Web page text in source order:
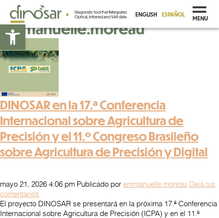
Abrir barra de herramientas
ENGLISH ESPAÑOL
MENU
Archivos de autor de
emmanuelle.moreau
DINOSAR en la 17.ª Conferencia
Internacional sobre Agricultura de
Precisión y el 11.º Congreso Brasileño
sobre Agricultura de Precisión y Digital
mayo 21, 2026 4:06 pm Publicado por emmanuelle.moreau Deja tus
comentarios
El proyecto DINOSAR se presentará en la próxima 17.ª Conferencia
Internacional sobre Agricultura de Precisión (ICPA) y en el 11.º